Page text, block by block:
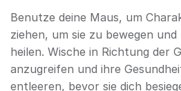
Benutze deine Maus, um
ziehen, um sie zu bewegen und
heilen. Wische in Richtung der
anzugreifen und ihre
entleeren, bevor sie dich